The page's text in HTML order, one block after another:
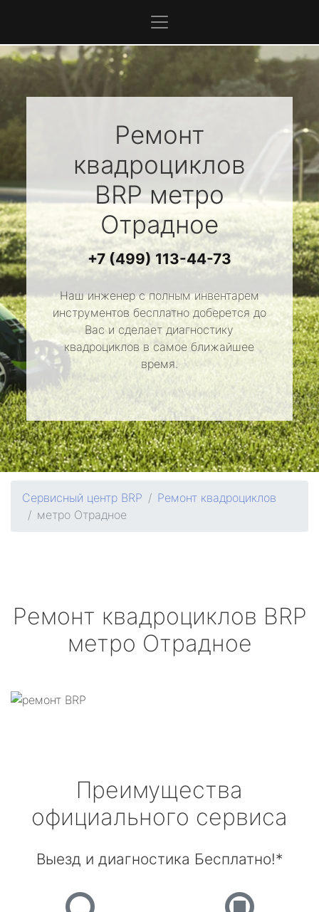
Ремонт
квадроциклов
BRP метро
Отрадное
+7 (499) 113-44-73
Наш инженер с полным инвентарем
инструментов бесплатно доберется до
Вас и сделает диагностику
квадроциклов в самое ближайшее
время.
Сервисный центр BRP
Ремонт квадроциклов
метро Отрадное
Ремонт квадроциклов BRP
метро Отрадное
Преимущества
официального сервиса
Выезд и диагностика Бесплатно!*